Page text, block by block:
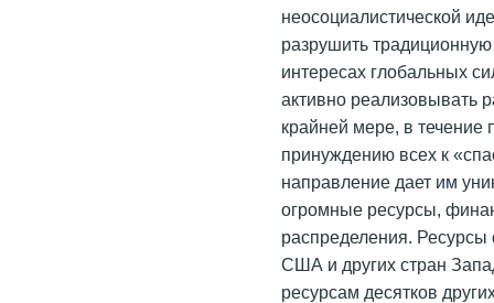
неосоциалистической
разрушить
интересах глобальных
активно реализовывать
крайней мере, в
принуждению всех к
направление дает им
огромные ресурсы,
распределения. Ресурсы
США и других стран
ресурсам десятков